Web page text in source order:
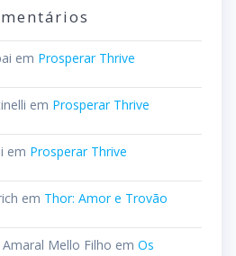
em Prosperar Thrive
em Prosperar Thrive
em Prosperar Thrive
em Thor: Amor e Trovão
Mello Filho em Os